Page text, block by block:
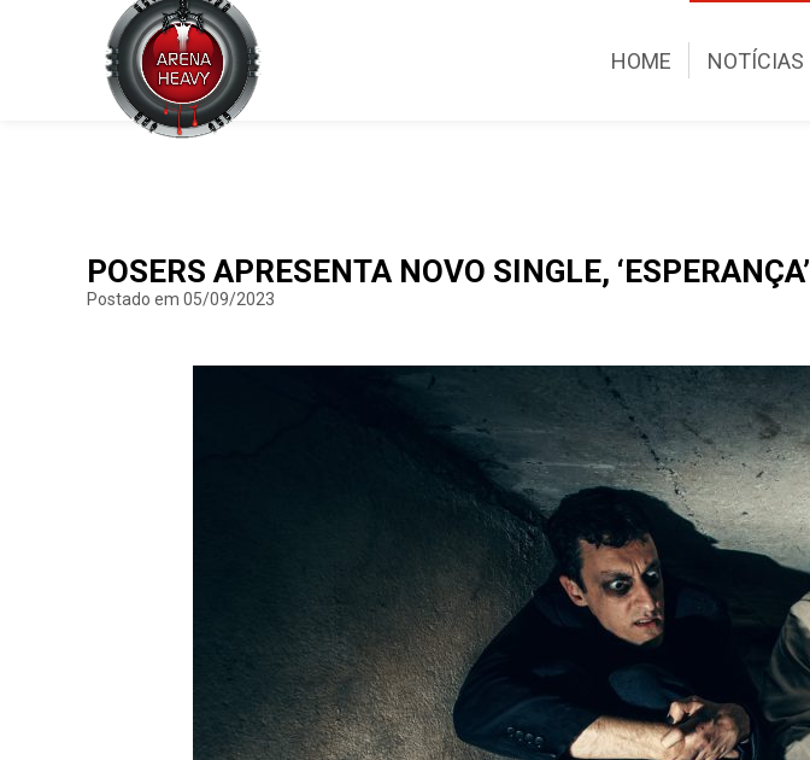
HOME NOTÍCIAS
POSERS APRESENTA NOVO SINGLE, ‘ESPERANÇA’
Postado em 05/09/2023